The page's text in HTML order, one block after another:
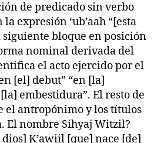
de predicado sin verbo
expresión ‘ub’aah “[esta
siguiente bloque en posición
nominal derivada del
el acto ejercido por el
[el] debut” “en [la]
embestidura”. El resto de
el antropónimo y los títulos
El nombre Sihyaj Witzil?
K’awiil [que] nace [de]